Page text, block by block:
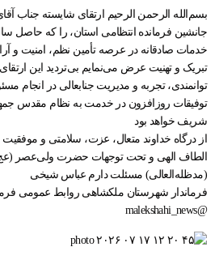
بسم‌الله الرحمن الرحیم ارتقای شایسته جناب
جانشین فرمانده انتظامی استان، را که حاصل
خدمات صادقانه در عرصه تأمین نظم، امنیت و
تبریک و تهنیت عرض می‌نمایم بی‌تردید این ارتقای
توانمندی، تجربه و مدیریت جنابعالی در انجام
توفیقات روزافزون در خدمت به نظام مقدس
شریف خواهد بود
از درگاه خداوند متعال، عزت، سلامتی و موفقیت
الطاف الهی و تحت توجهات حضرت ولی‌عصر
(مدظله‌العالی) مسئلت دارم عباس شیخی
فرماندار شهرستان ملکشاهی روابط عمومی
@malekshahi_news